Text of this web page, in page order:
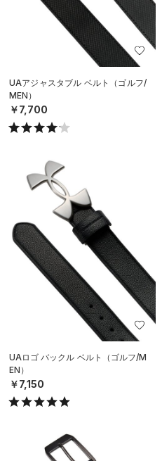
UAアジャスタブル ベルト（ゴルフ/
MEN）
￥7,700
UAロゴ バックル ベルト（ゴルフ/M
EN）
￥7,150